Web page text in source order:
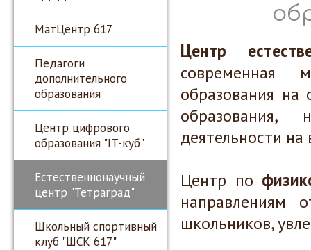
МатЦентр 617
Педагоги
дополнительного
образования
Центр цифрового
образования "IT-куб"
Естественнонаучный
центр "Тетраград"
Школьный спортивный
клуб "ШСК 617"
Центр
современная
образования на
образования,
деятельности на
Центр по
направлениям
школьников,